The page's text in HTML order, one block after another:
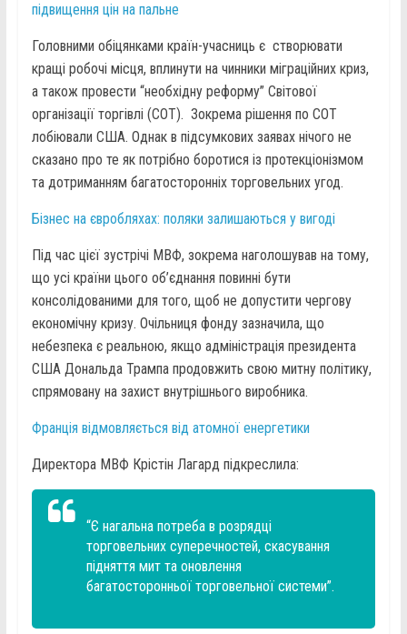
підвищення цін на пальне
Головними обіцянками країн-учасниць є створювати
кращі робочі місця, вплинути на чинники міграційних криз,
а також провести “необхідну реформу” Світової
організації торгівлі (СОТ). Зокрема рішення по СОТ
лобіювали США. Однак в підсумкових заявах нічого не
сказано про те як потрібно боротися із протекціонізмом
та дотриманням багатосторонніх торговельних угод.
Бізнес на євробляхах: поляки залишаються у вигоді
Під час цієї зустрічі МВФ, зокрема наголошував на тому,
що усі країни цього об’єднання повинні бути
консолідованими для того, щоб не допустити чергову
економічну кризу. Очільниця фонду зазначила, що
небезпека є реальною, якщо адміністрація президента
США Дональда Трампа продовжить свою митну політику,
спрямовану на захист внутрішнього виробника.
Франція відмовляється від атомної енергетики
Директора МВФ Крістін Лагард підкреслила:
“Є нагальна потреба в розрядці
торговельних суперечностей, скасування
підняття мит та оновлення
багатосторонньої торговельної системи”.